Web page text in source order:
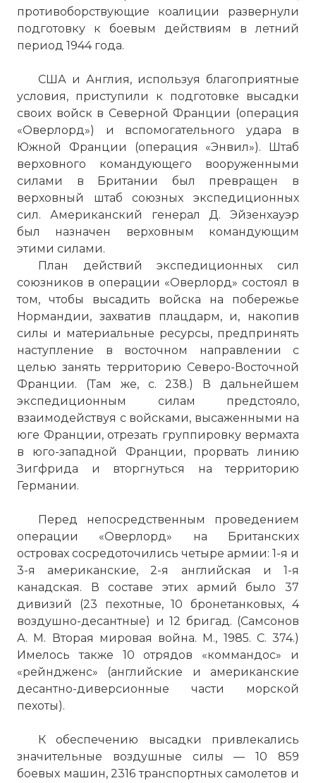
противоборствующие коалиции развернули
подготовку к боевым действиям в летний
период 1944 года.
США и Англия, используя благоприятные
условия, приступили к подготовке высадки
своих войск в Северной Франции (операция
«Оверлорд») и вспомогательного удара в
Южной Франции (операция «Энвил»). Штаб
верховного командующего вооруженными
силами в Британии был превращен в
верховный штаб союзных экспедиционных
сил. Американский генерал Д. Эйзенхауэр
был назначен верховным командующим
этими силами.
План действий экспедиционных сил
союзников в операции «Оверлорд» состоял в
том, чтобы высадить войска на побережье
Нормандии, захватив плацдарм, и, накопив
силы и материальные ресурсы, предпринять
наступление в восточном направлении с
целью занять территорию Северо-Восточной
Франции. (Там же, с. 238.) В дальнейшем
экспедиционным силам предстояло,
взаимодействуя с войсками, высаженными на
юге Франции, отрезать группировку вермахта
в юго-западной Франции, прорвать линию
Зигфрида и вторгнуться на территорию
Германии.
Перед непосредственным проведением
операции «Оверлорд» на Британских
островах сосредоточились четыре армии: 1-я и
3-я американские, 2-я английская и 1-я
канадская. В составе этих армий было 37
дивизий (23 пехотные, 10 бронетанковых, 4
воздушно-десантные) и 12 бригад. (Самсонов
А. М. Вторая мировая война. М., 1985. С. 374.)
Имелось также 10 отрядов «коммандос» и
«рейндженс» (английские и американские
десантно-диверсионные части морской
пехоты).
К обеспечению высадки привлекались
значительные воздушные силы — 10 859
боевых машин, 2316 транспортных самолетов и